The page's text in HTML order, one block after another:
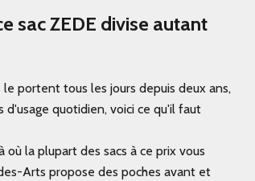
sac ZEDE divise autant
portent tous les jours depuis deux ans,
quotidien, voici ce qu'il faut
la plupart des sacs à ce prix vous
Arts propose des poches avant et